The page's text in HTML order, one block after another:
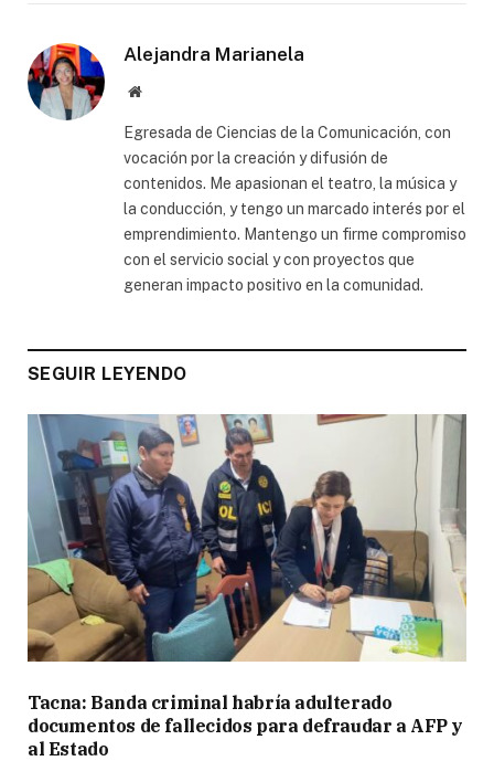
Alejandra Marianela
Website
Egresada de Ciencias de la Comunicación, con
vocación por la creación y difusión de
contenidos. Me apasionan el teatro, la música y
la conducción, y tengo un marcado interés por el
emprendimiento. Mantengo un firme compromiso
con el servicio social y con proyectos que
generan impacto positivo en la comunidad.
SEGUIR LEYENDO
Tacna: Banda criminal habría adulterado
documentos de fallecidos para defraudar a AFP y
al Estado